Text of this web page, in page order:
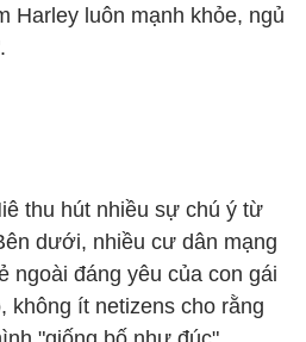
Harley luôn mạnh khỏe, ngủ
thu hút nhiều sự chú ý từ
dưới, nhiều cư dân mạng
ngoài đáng yêu của con gái
không ít netizens cho rằng